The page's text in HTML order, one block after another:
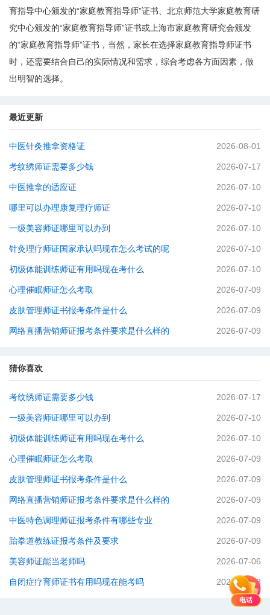
育指导中心颁发的“家庭教育指导师”证书、北京师范大学家庭教育研
究中心颁发的“家庭教育指导师”证书或上海市家庭教育研究会颁发
的“家庭教育指导师”证书，当然，家长在选择家庭教育指导师证书
时，还需要结合自己的实际情况和需求，综合考虑各方面因素，做
出明智的选择。
最近更新
中医针灸推拿资格证 2026-08-01
考纹绣师证需要多少钱 2026-07-17
中医推拿的适应证 2026-07-10
哪里可以办理康复理疗师证 2026-07-10
一级美容师证哪里可以办到 2026-07-10
针灸理疗师证国家承认吗现在怎么考试的呢 2026-07-10
初级体能训练师证有用吗现在考什么 2026-07-10
心理催眠师证怎么考取 2026-07-09
皮肤管理师证书报考条件是什么 2026-07-09
网络直播营销师证报考条件要求是什么样的 2026-07-09
猜你喜欢
考纹绣师证需要多少钱 2026-07-17
一级美容师证哪里可以办到 2026-07-10
初级体能训练师证有用吗现在考什么 2026-07-10
心理催眠师证怎么考取 2026-07-09
皮肤管理师证书报考条件是什么 2026-07-09
网络直播营销师证报考条件要求是什么样的 2026-07-09
中医特色调理师证报考条件有哪些专业 2026-07-09
跆拳道教练证报考条件及要求 2026-07-09
美容师证能当老师吗 2026-07-06
自闭症疗育师证书有用吗现在能考吗 2026-06-28
电话